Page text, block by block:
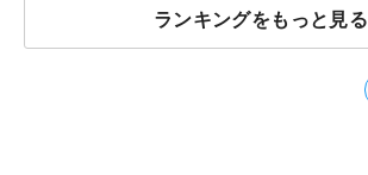
ランキングをもっと見る